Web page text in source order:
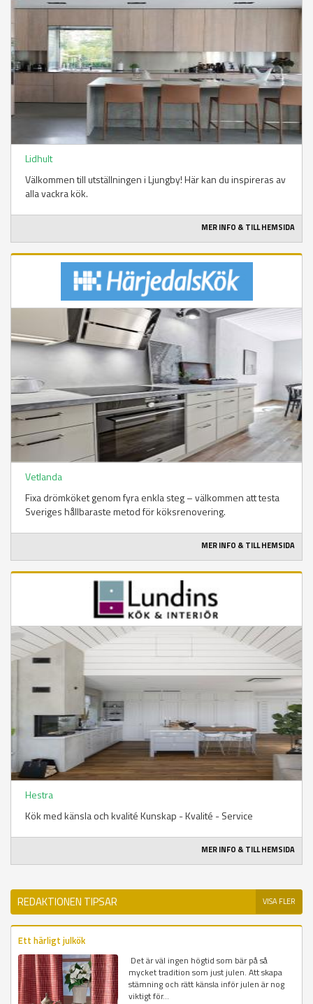
Lidhult
Välkommen till utställningen i Ljungby! Här kan du inspireras av
alla vackra kök.
MER INFO & TILL HEMSIDA
Vetlanda
Fixa drömköket genom fyra enkla steg – välkommen att testa
Sveriges hållbaraste metod för köksrenovering.
MER INFO & TILL HEMSIDA
Hestra
Kök med känsla och kvalité Kunskap - Kvalité - Service
MER INFO & TILL HEMSIDA
REDAKTIONEN TIPSAR VISA FLER
Ett härligt julkök
Det är väl ingen högtid som bär på så
mycket tradition som just julen. Att skapa
stämning och rätt känsla inför julen är nog
viktigt för...